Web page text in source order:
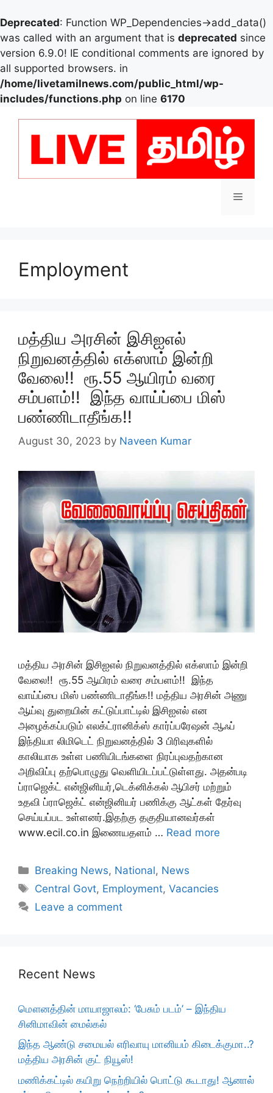
Deprecated: Function WP_Dependencies->add_data()
was called with an argument that is deprecated since
version 6.9.0! IE conditional comments are ignored by
all supported browsers. in
/home/livetamilnews.com/public_html/wp-
includes/functions.php on line 6170
Menu
Employment
மத்திய அரசின் இசிஐஎல்
நிறுவனத்தில் எக்ஸாம் இன்றி
வேலை!! ரூ.55 ஆயிரம் வரை
சம்பளம்!! இந்த வாய்ப்பை மிஸ்
பண்ணிடாதீங்க!!
August 30, 2023 by Naveen Kumar
மத்திய அரசின் இசிஐஎல் நிறுவனத்தில் எக்ஸாம் இன்றி
வேலை!! ரூ.55 ஆயிரம் வரை சம்பளம்!! இந்த
வாய்ப்பை மிஸ் பண்ணிடாதீங்க!! மத்திய அரசின் அணு
ஆய்வு துறையின் கட்டுப்பாட்டில் இசிஐஎல் என
அழைக்கப்படும் எலக்ட்ரானிக்ஸ் கார்ப்பரேஷன் ஆஃப்
இந்தியா லிமிடெட் நிறுவனத்தில் 3 பிரிவுகளில்
காலியாக உள்ள பணியிடங்களை நிரப்புவதற்கான
அறிவிப்பு தற்பொழுது வெளியிடப்பட்டுள்ளது. அதன்படி
ப்ராஜெக்ட் என்ஜினியர்,டெக்னிக்கல் ஆபிசர் மற்றும்
உதவி ப்ராஜெக்ட் என்ஜினியர் பணிக்கு ஆட்கள் தேர்வு
செய்யப்பட உள்ளனர்.இதற்கு தகுதியானவர்கள்
www.ecil.co.in இணையதளம் … Read more
Categories
Breaking News, National, News
Tags
Central Govt, Employment,Vacancies
Leave a comment
Recent News
மௌனத்தின் மாயாஜாலம்: ‘பேசும் படம்’ – இந்திய
சினிமாவின் மைல்கல்
இந்த ஆண்டு சமையல் எரிவாயு மானியம் கிடைக்குமா..?
மத்திய அரசின் குட் நியூஸ்!
மணிக்கட்டில் கயிறு நெற்றியில் பொட்டு கூடாது! ஆனால்